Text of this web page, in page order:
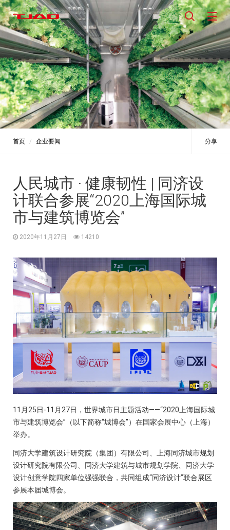
首页 企业要闻 分享
人民城市 · 健康韧性 | 同济设
计联合参展“2020上海国际城
市与建筑博览会”
2020年11月27日 14210
11月25日-11月27日，世界城市日主题活动——“2020上海国际城
市与建筑博览会”（以下简称“城博会”）在国家会展中心（上海）
举办。
同济大学建筑设计研究院（集团）有限公司、上海同济城市规划
设计研究院有限公司、同济大学建筑与城市规划学院、同济大学
设计创意学院四家单位强强联合，共同组成“同济设计”联合展区
参展本届城博会。